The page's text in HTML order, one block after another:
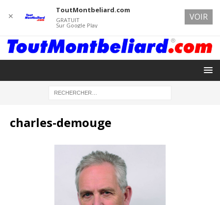
charles-demouge
✕
ToutMontbeliard.com
GRATUIT
Sur Google Play
VOIR